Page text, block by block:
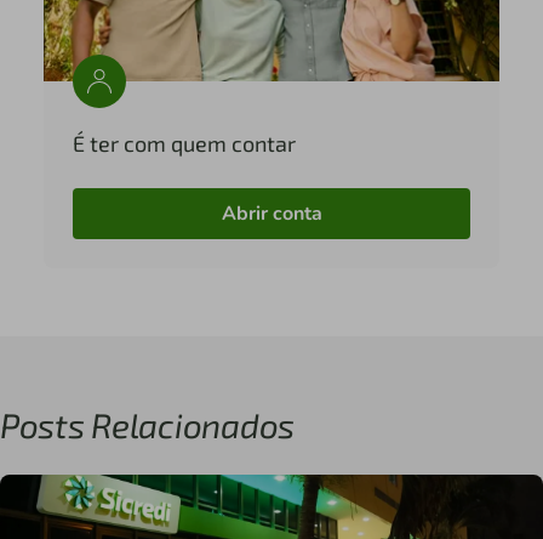
É ter com quem contar
Abrir conta
Posts Relacionados